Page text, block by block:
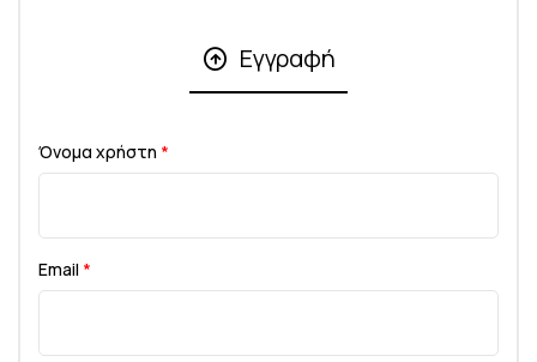
Εγγραφή
Όνομα χρήστη *
Email *